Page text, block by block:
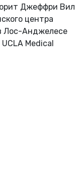
Джеффри Вил
центра
Лос-Анджелесе
Medical